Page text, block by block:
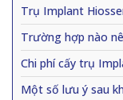
Trụ Implant
Trường hợp nào
Chi phí cấy trụ
Một số lưu ý sau